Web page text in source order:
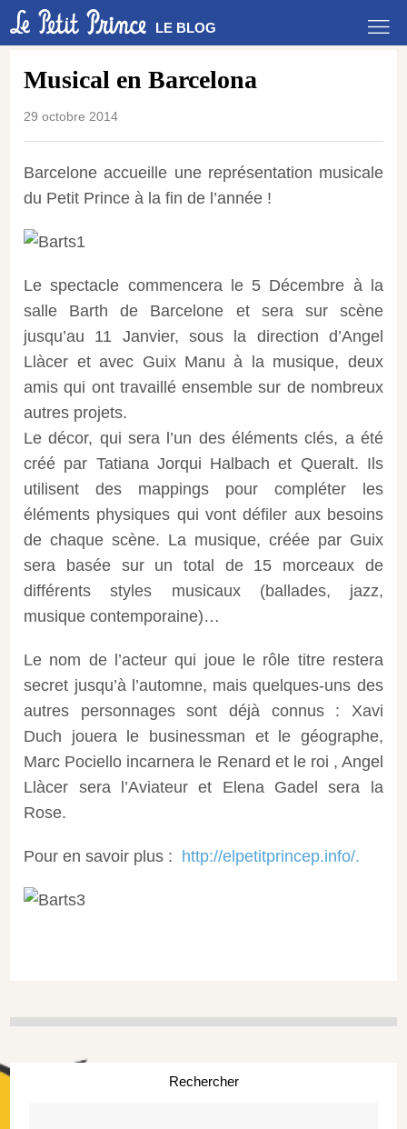
LE BLOG
Musical en Barcelona
29 octobre 2014
Barcelone accueille une représentation musicale
du Petit Prince à la fin de l’année !
Le spectacle commencera le 5 Décembre à la
salle
Barth de Barcelone et sera
sur scène
jusqu’au 11
Janvier, sous la direction d’Angel
Llàcer etavec Guix Manu à la musique, deux
amisqui ont travaillé ensemble sur de nombreux
autres projets.
Le décor, quisera l’un des éléments clés, a été
créé par Tatiana Jorqui Halbach et Queralt. Ils
utilisent
des mappings
pour compléter les
éléments physiques qui vont défiler aux besoins
de chaque scène. La musique, créée par Guix
sera
basée sur un total de 15
morceaux de
différents styles musicaux (ballades, jazz,
musique contemporaine)…
Le nom de l’acteur qui joue le rôle titre restera
secret jusqu’à l’automne, mais quelques-uns des
autres personnages sont déjà connus : Xavi
Duch
jouera le businessman et le géographe,
Marc Pociello incarnera le Renard et le roi , Angel
Llàcer sera l’Aviateur et Elena Gadel
sera la
Rose.
Pour en savoir plus : http://elpetitprincep.info/.
Rechercher